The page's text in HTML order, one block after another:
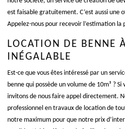
est faisable gratuitement. C’est aussi une
Appelez-nous pour recevoir l’estimation la
LOCATION DE BENNE
INÉGALABLE
Est-ce que vous êtes intéressé par un
benne qui possède un volume de 10m³ ?
invitons de nous faire appel directement.
professionnel en travaux de location de
notre maximum pour que notre prix